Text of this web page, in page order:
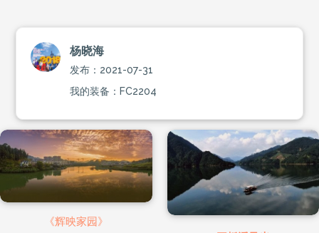
杨晓海
发布：2021-07-31
我的装备：FC2204
《辉映家园》